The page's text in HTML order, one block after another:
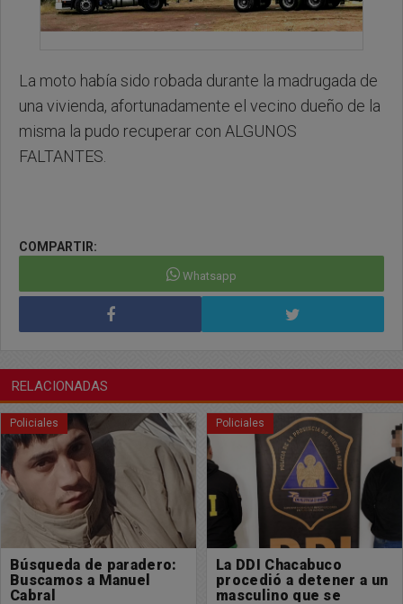
La moto había sido robada durante la madrugada de
una vivienda, afortunadamente el vecino dueño de la
misma la pudo recuperar con ALGUNOS
FALTANTES.
COMPARTIR:
Whatsapp
RELACIONADAS
Policiales
La DDI Chacabuco
procedió a detener a un
masculino que se
Policiales
Un masculino perdió la
vida en un accidente de
tránsito